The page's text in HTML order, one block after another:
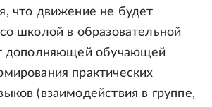
что движение не будет
школой в образовательной
дополняющей обучающей
практических
(взаимодействия в группе,